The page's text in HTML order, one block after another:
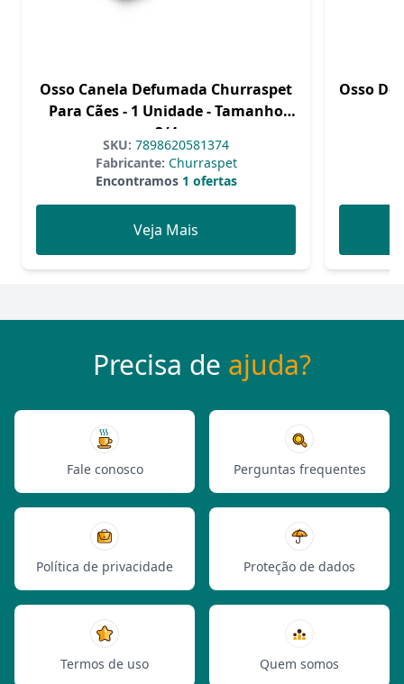
Osso Canela Defumada Churraspet
Para Cães - 1 Unidade - Tamanho
3/4
SKU: 7898620581374
Fabricante: Churraspet
Encontramos1 ofertas
Veja Mais
Osso
Precisa de ajuda?
Fale conosco Perguntas frequentes
Política de privacidade Proteção de dados
Termos de uso Quem somos